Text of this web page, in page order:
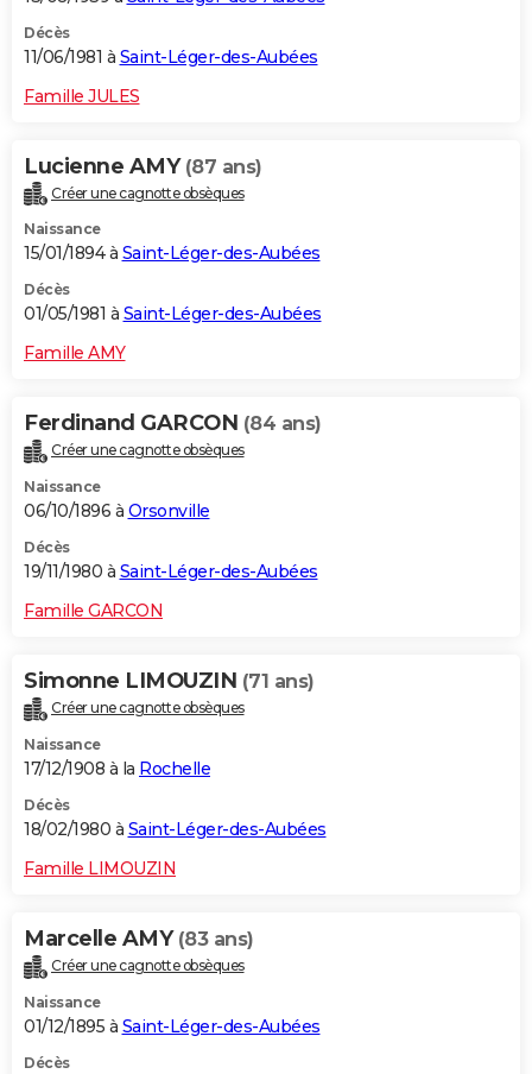
Décès
11/06/1981 à Saint-Léger-des-Aubées
Famille JULES
Lucienne AMY (87 ans)
Créer une cagnotte obsèques
Naissance
15/01/1894 à Saint-Léger-des-Aubées
Décès
01/05/1981 à Saint-Léger-des-Aubées
Famille AMY
Ferdinand GARCON (84 ans)
Créer une cagnotte obsèques
Naissance
06/10/1896 à Orsonville
Décès
19/11/1980 à Saint-Léger-des-Aubées
Famille GARCON
Simonne LIMOUZIN (71 ans)
Créer une cagnotte obsèques
Naissance
17/12/1908 à la Rochelle
Décès
18/02/1980 à Saint-Léger-des-Aubées
Famille LIMOUZIN
Marcelle AMY (83 ans)
Créer une cagnotte obsèques
Naissance
01/12/1895 à Saint-Léger-des-Aubées
Décès